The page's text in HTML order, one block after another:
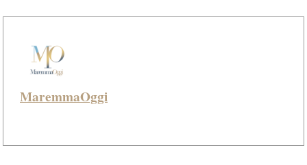
MaremmaOggi